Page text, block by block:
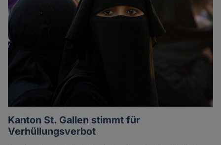
Kanton St. Gallen stimmt für
Verhüllungsverbot